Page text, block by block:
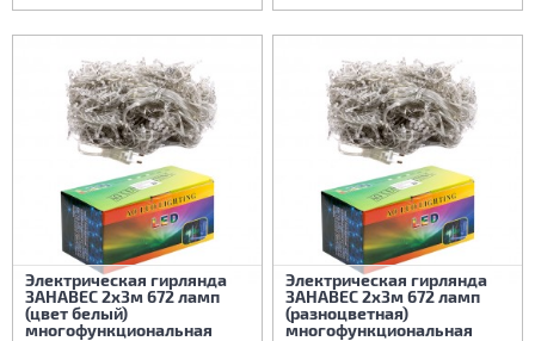
Электрическая гирлянда
ЗАНАВЕС 2х3м 672 ламп
(цвет белый)
многофункциональная
Электрическая гирлянда
ЗАНАВЕС 2х3м 672 ламп
(разноцветная)
многофункциональная